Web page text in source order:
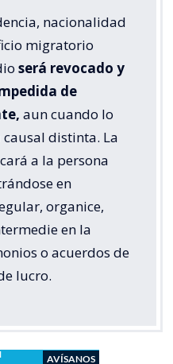
nacionalidad
migratorio
será revocado y
de
aun cuando lo
distinta. La
a la persona
en
organice,
en la
o acuerdos de
lucro.
AVÍSANOS